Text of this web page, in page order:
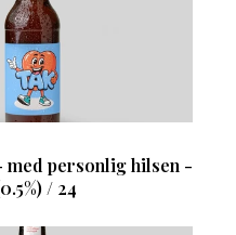
personlig hilsen -
/ 24